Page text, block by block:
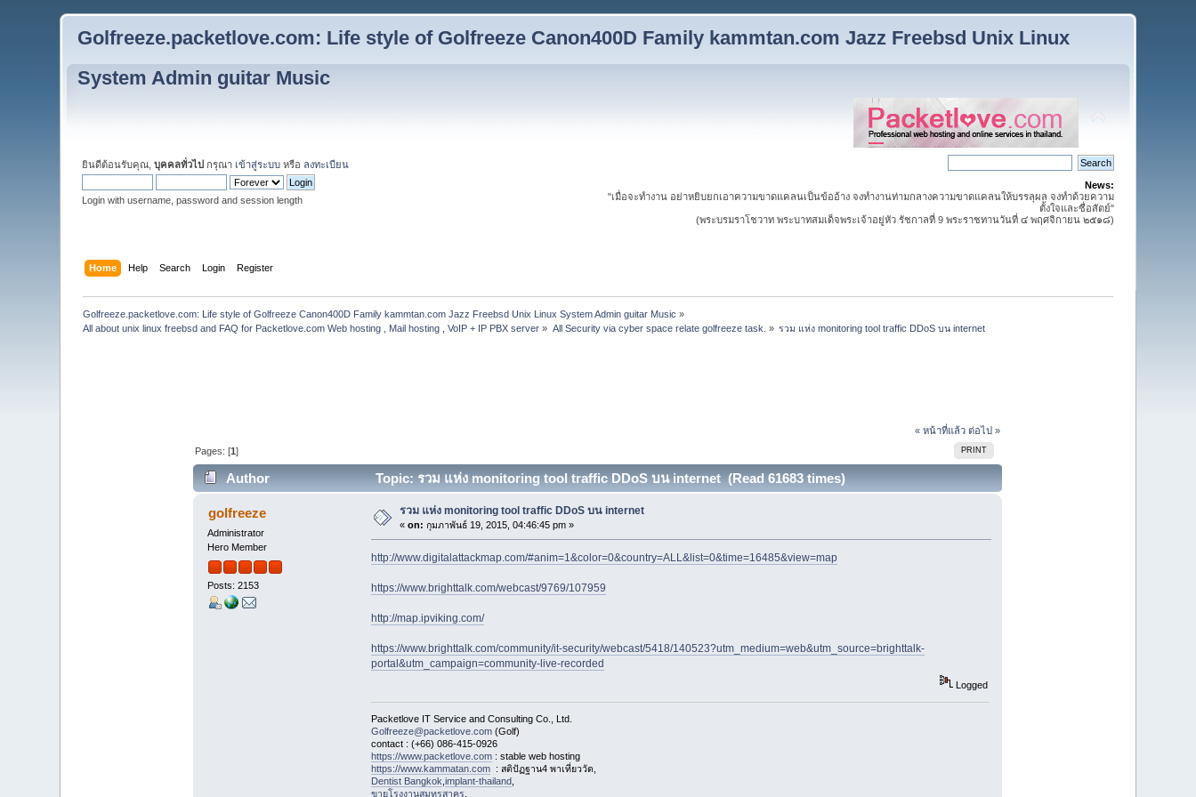
Golfreeze.packetlove.com: Life style of Golfreeze Canon400D Family kammtan.com Jazz Freebsd Unix Linux
System Admin guitar Music
ยินดีต้อนรับคุณ,บุคคลทั่วไป กรุณา เข้าสู่ระบบ หรือ ลงทะเบียน
Login with username, password and session length
News:
"เมื่อจะทำงาน อย่าหยิบยกเอาความขาดแคลนเป็นข้ออ้าง จงทำงานท่ามกลางความขาดแคลนให้บรรลุผล จงทำด้วยความ
ตั้งใจและซื่อสัตย์"
(พระบรมราโชวาท พระบาทสมเด็จพระเจ้าอยู่หัว รัชกาลที่ 9 พระราชทานวันที่ ๔ พฤศจิกายน ๒๕๑๘)
Home Help Search Login Register
Golfreeze.packetlove.com: Life style of Golfreeze Canon400D Family kammtan.com Jazz Freebsd Unix Linux System Admin guitar Music »
All about unix linux freebsd and FAQ for Packetlove.com Web hosting , Mail hosting , VoIP + IP PBX server » All Security via cyber space relate golfreeze task. » รวม แห่ง monitoring tool traffic DDoS บน internet
« หน้าที่แล้ว ต่อไป »
PRINT
Pages: [1]
Author Topic: รวม แห่ง monitoring tool traffic DDoS บน internet (Read 61683 times)
golfreeze
Administrator
Hero Member
Posts: 2153
รวม แห่ง monitoring tool traffic DDoS บน internet
«on: กุมภาพันธ์ 19, 2015, 04:46:45 pm »
http://www.digitalattackmap.com/#anim=1&color=0&country=ALL&list=0&time=16485&view=map
https://www.brighttalk.com/webcast/9769/107959
http://map.ipviking.com/
https://www.brighttalk.com/community/it-security/webcast/5418/140523?utm_medium=web&utm_source=brighttalk-
portal&utm_campaign=community-live-recorded
Logged
Packetlove IT Service and Consulting Co., Ltd.
Golfreeze@packetlove.com(Golf)
contact : (+66) 086-415-0926
https://www.packetlove.com: stable web hosting
https://www.kammatan.com: สติปัฏฐาน4 พาเที่ยววัด,
Dentist Bangkok implant-thailand,
ขายโรงงานสมุทรสาคร,